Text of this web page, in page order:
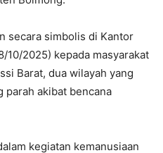
secara simbolis di Kantor
10/2025) kepada masyarakat
Barat, dua wilayah yang
parah akibat bencana
kegiatan kemanusiaan